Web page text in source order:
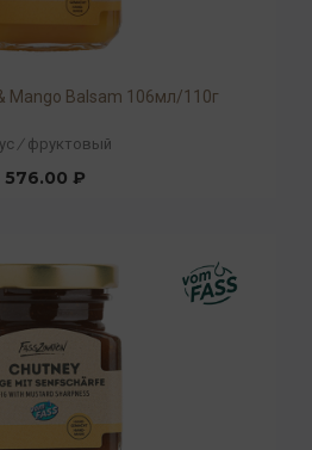
Mango Balsam 106мл/110г
/ фруктовый
576.00 ₽